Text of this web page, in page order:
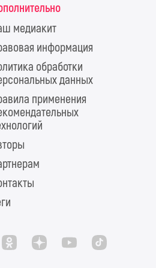
медиакит
информация
обработки
данных
применения